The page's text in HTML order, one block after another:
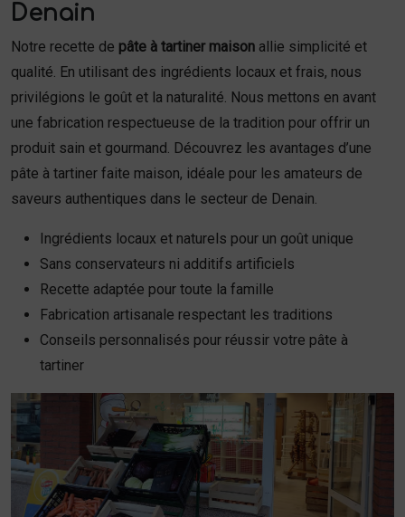
Denain
Notre recette de pâte à tartiner maison allie simplicité et
qualité. En utilisant des ingrédients locaux et frais, nous
privilégions le goût et la naturalité. Nous mettons en avant
une fabrication respectueuse de la tradition pour offrir un
produit sain et gourmand. Découvrez les avantages d’une
pâte à tartiner faite maison, idéale pour les amateurs de
saveurs authentiques dans le secteur de Denain.
Ingrédients locaux et naturels pour un goût unique
Sans conservateurs ni additifs artificiels
Recette adaptée pour toute la famille
Fabrication artisanale respectant les traditions
Conseils personnalisés pour réussir votre pâte à
tartiner